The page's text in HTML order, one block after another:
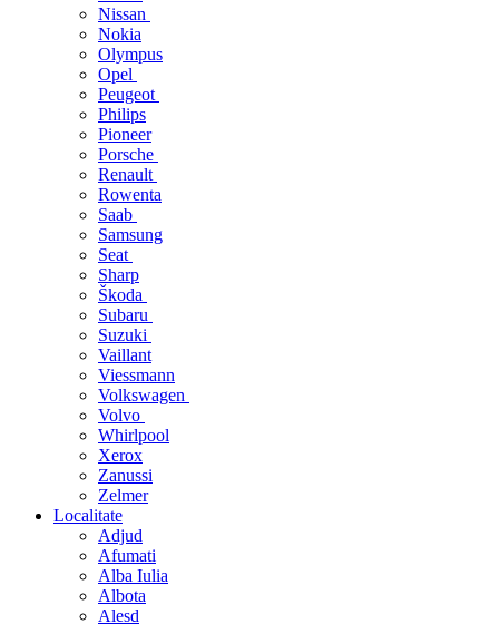
Nissan
Nokia
Olympus
Opel
Peugeot
Philips
Pioneer
Porsche
Renault
Rowenta
Saab
Samsung
Seat
Sharp
Škoda
Subaru
Suzuki
Vaillant
Viessmann
Volkswagen
Volvo
Whirlpool
Xerox
Zanussi
Zelmer
Localitate
Adjud
Afumati
Alba Iulia
Albota
Alesd